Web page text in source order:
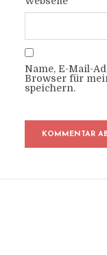
Name, E-Mail-
Browser für
speichern.